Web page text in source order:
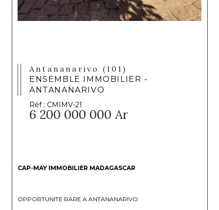
Antananarivo (101)
ENSEMBLE IMMOBILIER -
ANTANANARIVO
Réf : CMIMV-21
6 200 000 000 Ar
CAP-MAY IMMOBILIER MADAGASCAR
OPPORTUNITE RARE A ANTANANARIVO.